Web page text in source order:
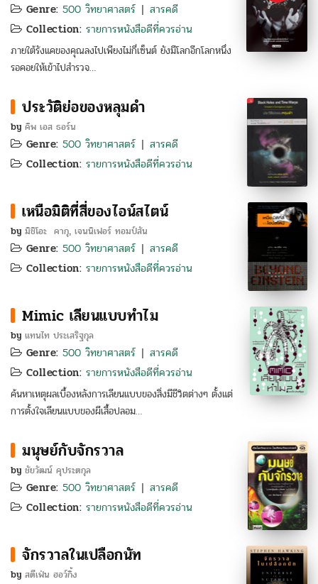
Genre: 500 วิทยาศาสตร์ | สารคดี
Collection: รายการหนังสือดีที่ควรอ่าน
ภายใต้รังแคของคุณลงไปเพียงไม่กี่เซ็นต์ ยังมีโลกอีกโลกหนึ่ง
รอคอยให้เข้าไปสำรวจ…
ประวัติย่อของหลุมดำ
by คิพ เอส ธอร์น
Genre: 500 วิทยาศาสตร์ | สารคดี
Collection: รายการหนังสือดีที่ควรอ่าน
เหนือมิติที่สี่ของไอน์สไตน์
by มิชิโอะ คากุ, เจนนิเฟอร์ ทอมป์สัน
Genre: 500 วิทยาศาสตร์ | สารคดี
Collection: รายการหนังสือดีที่ควรอ่าน
Mimic เลียนแบบทำไม
by แทนไท ประเสริฐกุล
Genre: 500 วิทยาศาสตร์ | สารคดี
Collection: รายการหนังสือดีที่ควรอ่าน
ค้นหาเหตุผลเบื้องหลังการเลียนแบบของสิ่งมีชีวิตต่างๆ ตั้งแต่
การตั้งใจเลียนแบบของผีเสื้อปลอม…
มนุษย์กับจักรวาล
by ชัยวัฒน์ คุประตกุล
Genre: 500 วิทยาศาสตร์ | สารคดี
Collection: รายการหนังสือดีที่ควรอ่าน
จักรวาลในเปลือกนัท
by สตีเฟ่น ฮอว์กิ้ง